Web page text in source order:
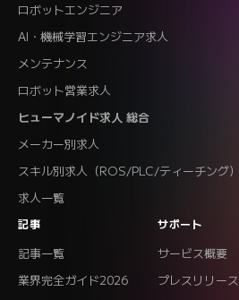
ロボットエンジニア
AI・機械学習エンジニア求人
メンテナンス
ロボット営業求人
ヒューマノイド求人 総合
メーカー別求人
スキル別求人（ROS/PLC/ティーチング）
求人一覧
記事
記事一覧
業界完全ガイド2026
サポート
サービス概要
プレスリリース